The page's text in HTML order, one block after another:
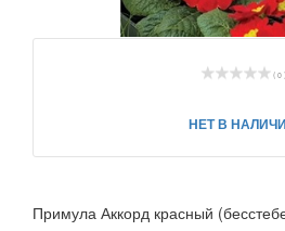
( 0 )
НЕТ В
Примула Аккорд красный